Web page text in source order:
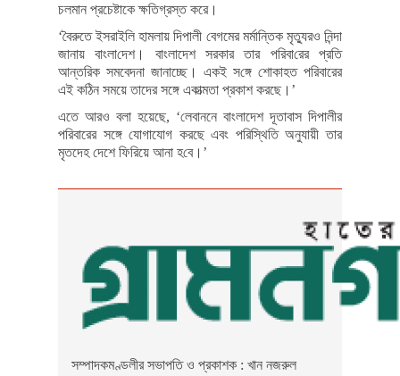
চলমান প্রচেষ্টাকে ক্ষতিগ্রস্ত করে।
‘বৈরুতে ইসরাইলি হামলায় দিপালী বেগমের মর্মান্তিক মৃত্যুরও নিন্দা
জানায় বাংলা‌দেশ। বাংলাদেশ সরকার তার প‌রিবা‌রের প্রতি
আন্তরিক সমবেদনা জানাচ্ছে। একই স‌ঙ্গে শোকাহত পরিবারের
এই কঠিন সময়ে তাদের সঙ্গে একাত্মতা প্রকাশ করছে।’
এতে আরও বলা হয়েছে, ‘লেবাননে বাংলাদেশ দূতাবাস দিপালীর
পরিবারের সঙ্গে যোগাযোগ করছে এবং পরিস্থিতি অনুযায়ী তার
মৃতদেহ দেশে ফিরিয়ে আনা হ‌বে।’
সম্পাদকমণ্ডলীর সভাপতি ও প্রকাশক : খান নজরুল